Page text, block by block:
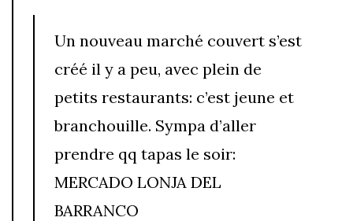
Un nouveau marché couvert s’est
créé il y a peu, avec plein de
petits restaurants: c’est jeune et
branchouille. Sympa d’aller
prendre qq tapas le soir:
MERCADO LONJA DEL
BARRANCO